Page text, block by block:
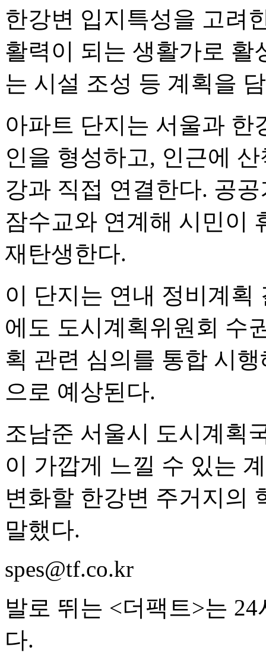
한강변 입지특성을 고려
활력이 되는 생활가로 활
는 시설 조성 등 계획을
아파트 단지는 서울과
인을 형성하고, 인근에
강과 직접 연결한다. 공
잠수교와 연계해 시민이
재탄생한다.
이 단지는 연내 정비계획
에도 도시계획위원회 수
획 관련 심의를 통합 시
으로 예상된다.
조남준 서울시 도시계획
이 가깝게 느낄 수 있는
변화할 한강변 주거지의
말했다.
spes@tf.co.kr
발로 뛰는 <더팩트>는
다.